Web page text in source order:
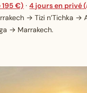
195 €) ·4 jours en privé
→ Tizi n’Tichka →
→ Marrakech.